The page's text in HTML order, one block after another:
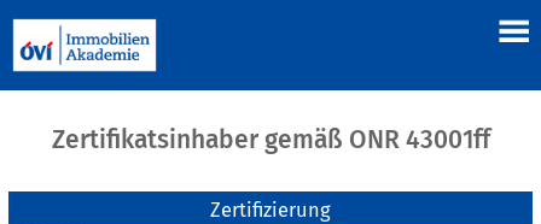
Zertifikatsinhaber gemäß ONR 43001ff
Zertifizierung